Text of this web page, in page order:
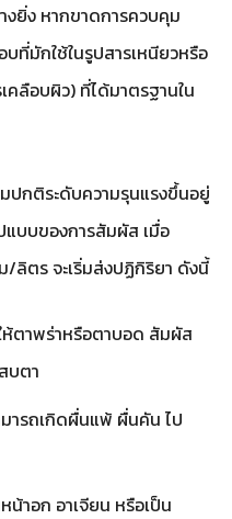
งยิ่ง หากขาดการควบคุม
ที่มักใช้ในรูปสารเหนียวหรือ
คลือบผิว) ที่ได้มาตรฐานใน
ปกติระดับความรุนแรงขึ้นอยู่
แบบของการสัมผัส เมื่อ
/ลิตร จะเริ่มส่งปฏิกิริยา ดังนี้
ห้ตาพร่าหรือตาบอด สัมผัส
บตา
มารถเกิดผื่นแพ้ ผื่นคัน ไป
าอก อาเจียน หรือเป็น